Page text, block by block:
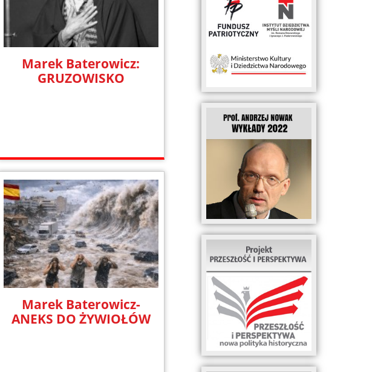
Marek Baterowicz:
GRUZOWISKO
Marek Baterowicz-
ANEKS DO ŻYWIOŁÓW